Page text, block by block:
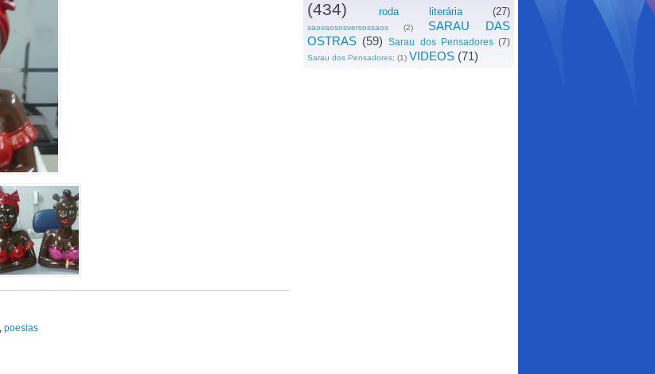
(434)
roda literária (27)
saovaososversossaos (2)
SARAU DAS
OSTRAS (59) Sarau dos Pensadores (7)
Sarau dos Pensadores; (1) VIDEOS (71)
poesias